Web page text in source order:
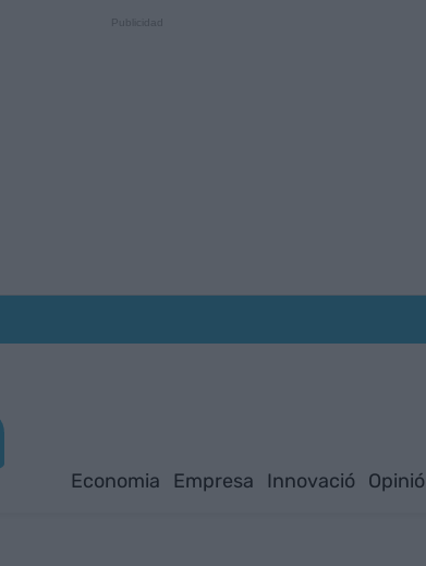
Economia Empresa Innovació Opinió